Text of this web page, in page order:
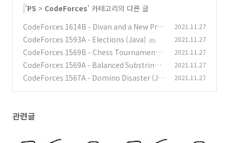
'PS > CodeForces' 카테고리의 다른 글
CodeForces 1614B - Divan and a New Proj
ect (Java)
(0)
2021.11.27
CodeForces 1593A - Elections (Java) (0) 2021.11.27
CodeForces 1569B - Chess Tournament
(Java) (0)
2021.11.27
CodeForces 1569A - Balanced Substring
(Java) (0)
2021.11.27
CodeForces 1567A - Domino Disaster (Ja
2021.11.27
관련글